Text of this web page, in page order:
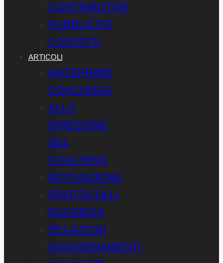
CONTRIBUTOR
PUBBLICITÀ
CONTATTI
ARTICOLI
ANTEPRIME
COACHMAG
ALLA
DIREZIONE
DEL
COACHING
MOTIVAZIONE
PROTOCOLLI
BUSINESS
RELAZIONI
AGGIORNAMENTI